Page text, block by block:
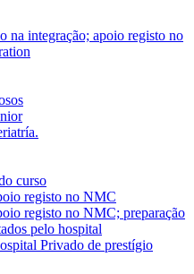
na integração; apoio registo no
curso
registo no NMC
registo no NMC; preparação
pelo hospital
Privado de prestígio